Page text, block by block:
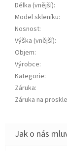
Délka (vnější):
Model skleníku:
Nosnost:
Výška (vnější):
Objem:
Výrobce:
Kategorie:
Záruka:
Záruka na